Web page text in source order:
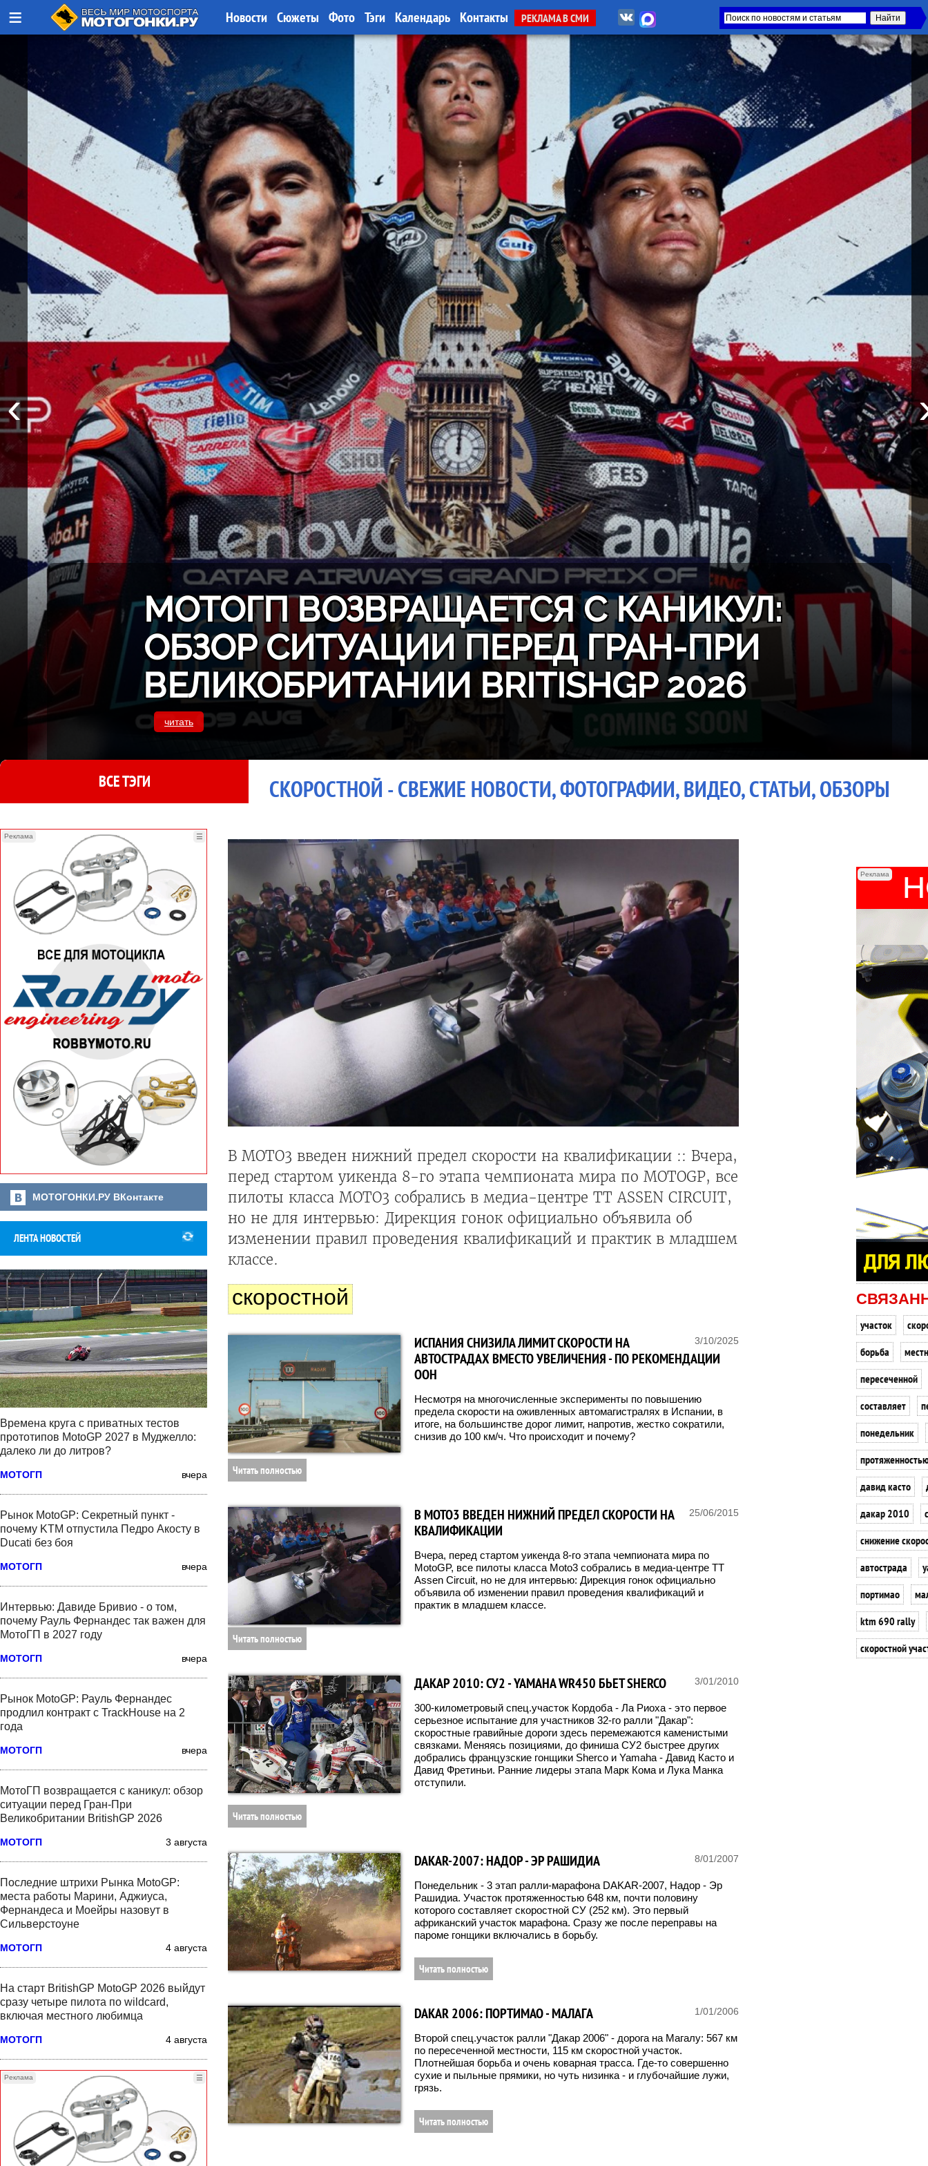
≡ Новости Сюжеты Фото Тэги Календарь Контакты РЕКЛАМА В СМИ
‹
МОТОГП ВОЗВРАЩАЕТСЯ С КАНИКУЛ:
ОБЗОР СИТУАЦИИ ПЕРЕД ГРАН-ПРИ
ВЕЛИКОБРИТАНИИ BRITISHGP 2026
читать
ВСЕ ТЭГИ СКОРОСТНОЙ - СВЕЖИЕ НОВОСТИ, ФОТОГРАФИИ, ВИДЕО, СТАТЬИ, ОБЗОРЫ
Реклама ☰
МОТОГОНКИ.РУ ВКонтакте
ЛЕНТА НОВОСТЕЙ
Времена круга с приватных тестов
прототипов MotoGP 2027 в Муджелло:
далеко ли до литров?
МОТОГП вчера
Рынок MotoGP: Секретный пункт -
почему KTM отпустила Педро Акосту в
Ducati без боя
МОТОГП вчера
Интервью: Давиде Бривио - о том,
почему Рауль Фернандес так важен для
МотоГП в 2027 году
МОТОГП вчера
Рынок MotoGP: Рауль Фернандес
продлил контракт с TrackHouse на 2
года
МОТОГП вчера
МотоГП возвращается с каникул: обзор
ситуации перед Гран-При
Великобритании BritishGP 2026
МОТОГП 3 августа
Последние штрихи Рынка MotoGP:
места работы Марини, Аджиуса,
Фернандеса и Моейры назовут в
Сильверстоуне
МОТОГП 4 августа
На старт BritishGP MotoGP 2026 выйдут
сразу четыре пилота по wildcard,
включая местного любимца
МОТОГП 4 августа
Реклама ☰
В MOTO3 введен нижний предел скорости на квалификации :: Вчера,
перед стартом уикенда 8-го этапа чемпионата мира по MOTOGP, все
пилоты класса MOTO3 собрались в медиа-центре TT ASSEN CIRCUIT,
но не для интервью: Дирекция гонок официально объявила об
изменении правил проведения квалификаций и практик в младшем
классе.
скоростной
3/10/2025
ИСПАНИЯ СНИЗИЛА ЛИМИТ СКОРОСТИ НА
АВТОСТРАДАХ ВМЕСТО УВЕЛИЧЕНИЯ - ПО РЕКОМЕНДАЦИИ
ООН
Несмотря на многочисленные эксперименты по повышению
предела скорости на оживленных автомагистралях в Испании, в
итоге, на большинстве дорог лимит, напротив, жестко сократили,
снизив до 100 км/ч. Что происходит и почему?
Читать полностью
25/06/2015
В MOTO3 ВВЕДЕН НИЖНИЙ ПРЕДЕЛ СКОРОСТИ НА
КВАЛИФИКАЦИИ
Вчера, перед стартом уикенда 8-го этапа чемпионата мира по
MotoGP, все пилоты класса Moto3 собрались в медиа-центре TT
Assen Circuit, но не для интервью: Дирекция гонок официально
объявила об изменении правил проведения квалификаций и
практик в младшем классе.
Читать полностью
3/01/2010
ДАКАР 2010: СУ2 - YAMAHA WR450 БЬЕТ SHERCO
300-километровый спец.участок Кордоба - Ла Риоха - это первое
серьезное испытание для участников 32-го ралли "Дакар":
скоростные гравийные дороги здесь перемежаются каменистыми
связками. Меняясь позициями, до финиша СУ2 быстрее других
добрались французские гонщики Sherco и Yamaha - Давид Касто и
Давид Фретиньи. Ранние лидеры этапа Марк Кома и Лука Манка
отступили.
Читать полностью
8/01/2007
DAKAR-2007: НАДОР - ЭР РАШИДИА
Понедельник - 3 этап ралли-марафона DAKAR-2007, Надор - Эр
Рашидиа. Участок протяженностью 648 км, почти половину
которого составляет скоростной СУ (252 км). Это первый
африканский участок марафона. Сразу же после переправы на
пароме гонщики включались в борьбу.
Читать полностью
1/01/2006
DAKAR 2006: ПОРТИМАО - МАЛАГА
Второй спец.участок ралли "Дакар 2006" - дорога на Магалу: 567 км
по пересеченной местности, 115 км скоростной участок.
Плотнейшая борьба и очень коварная трасса. Где-то совершенно
сухие и пыльные прямики, но чуть низинка - и глубочайшие лужи,
грязь.
Читать полностью
Реклама
участок
борьба
пересеченной
составляет
понедельник
давид касто
дакар 2010
снижение
автострада
портимао
ktm 690 rally
скоростной